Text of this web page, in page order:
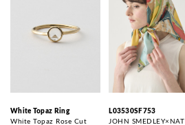
White Topaz Ring
White Topaz Rose Cut
L03530SF753
JOHN SMEDLEY×NAT